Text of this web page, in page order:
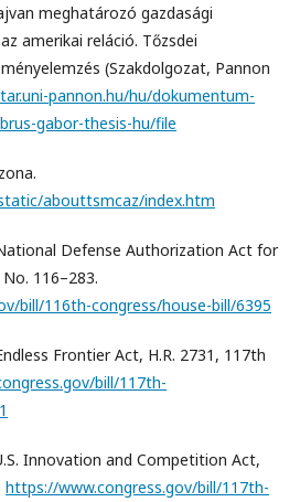
meghatározó gazdasági
amerikai reláció. Tőzsdei
(Szakdolgozat, Pannon
pannon.hu/hu/dokumentum-
gabor-thesis-hu/file
abouttsmcaz/index.htm
Defense Authorization Act for
116–283.
bill/116th-congress/house-bill/6395
Frontier Act, H.R. 2731, 117th
bill/117th-
Innovation and Competition Act,
https://www.congress.gov/bill/117th-